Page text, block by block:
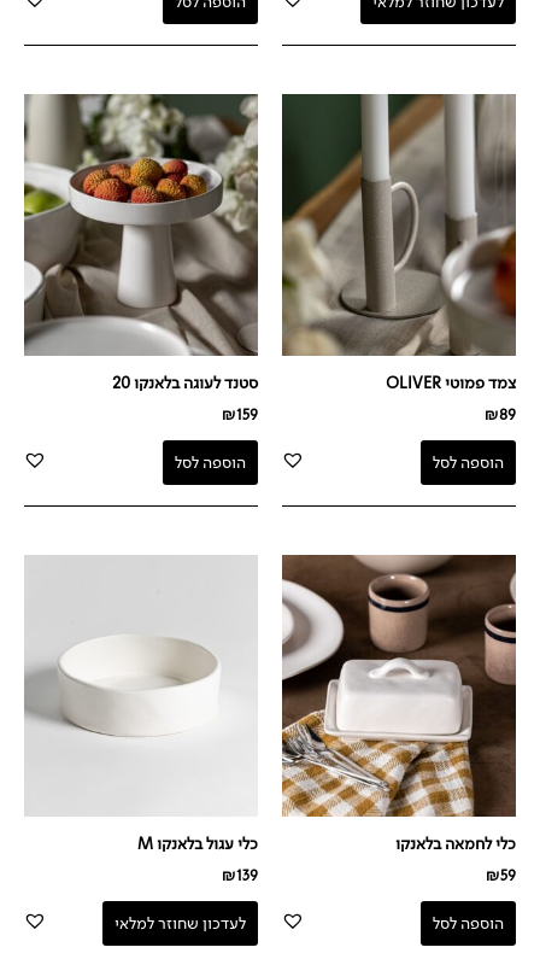
צמד פמוטי OLIVER
₪89
הוספה לסל
סטנד לעוגה בלאנקו 20
₪159
הוספה לסל
כלי לחמאה בלאנקו
₪59
הוספה לסל
כלי עגול בלאנקו M
₪139
לעדכון שחוזר למלאי